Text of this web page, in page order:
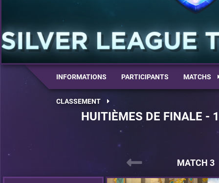
INFORMATIONS PARTICIPANTS MATCHS
CLASSEMENT
HUITIÈMES DE FINALE
MATCH 3